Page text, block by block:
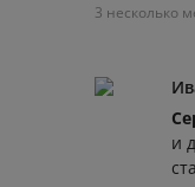
3 несколько
и